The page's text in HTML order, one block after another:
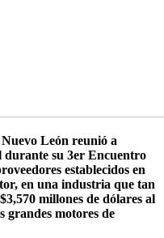
León reunió a
durante su 3er Encuentro
establecidos en
en una industria que tan
millones de dólares al
grandes motores de